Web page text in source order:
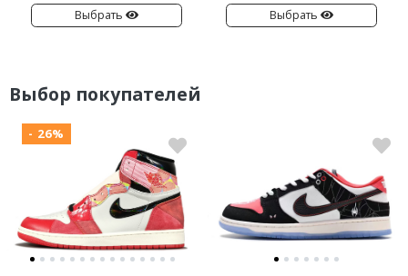
Выбрать Выбрать
Выбор покупателей
- 26%